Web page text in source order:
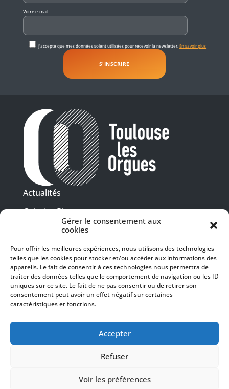
Gérer le consentement aux
cookies
Pour offrir les meilleures expériences, nous utilisons des technologies
telles que les cookies pour stocker et/ou accéder aux informations des
appareils. Le fait de consentir à ces technologies nous permettra de
traiter des données telles que le comportement de navigation ou les ID
uniques sur ce site. Le fait de ne pas consentir ou de retirer son
consentement peut avoir un effet négatif sur certaines
caractéristiques et fonctions.
Accepter
Refuser
Voir les préférences
Votre e-mail
J'accepte que mes données soient utilisées pour recevoir la newsletter.En savoir plus
Actualités
Galeries Photos
Vidéothèque
Presse
Programme PDF
Billetterie
Recrutement
Mentions légales
SUIVEZ-NOUS